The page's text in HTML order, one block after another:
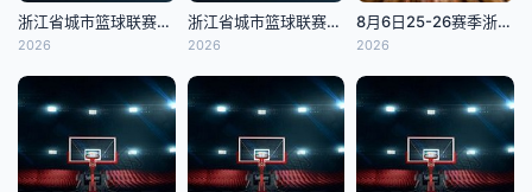
浙江省城市篮球联赛全场回放：越城VS上虞
2026
浙江省城市篮球联赛全场回放：开化VS衢江
2026
8月6日25-26赛季浙BA 越城79VS86上虞
2026